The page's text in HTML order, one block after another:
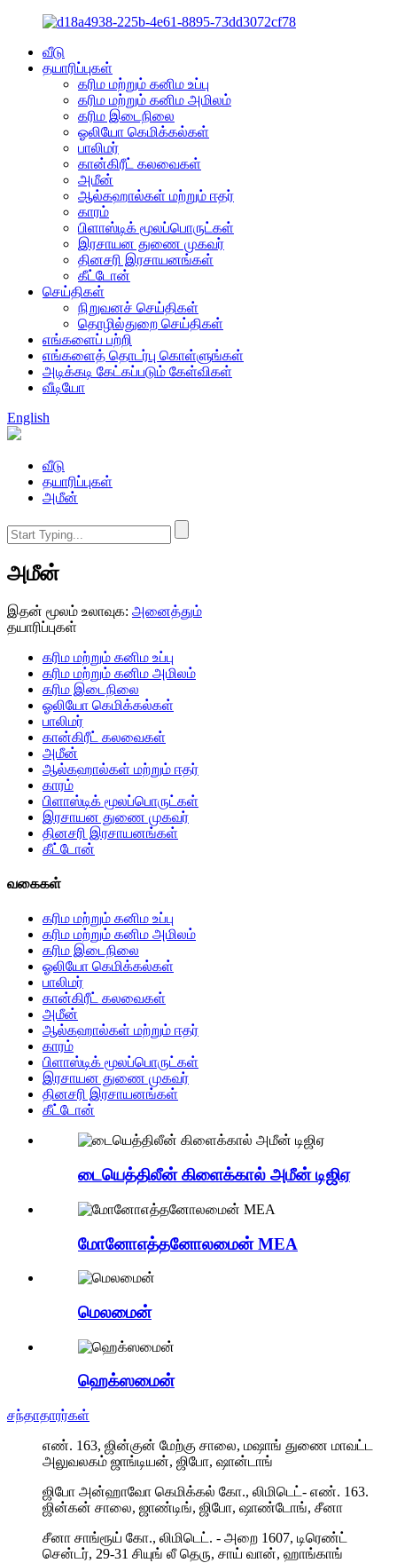
வீடு
தயாரிப்புகள்
கரிம மற்றும் கனிம உப்பு
கரிம மற்றும் கனிம அமிலம்
கரிம இடைநிலை
ஓலியோ கெமிக்கல்கள்
பாலிமர்
கான்கிரீட் கலவைகள்
அமீன்
ஆல்கஹால்கள் மற்றும் ஈதர்
காரம்
பிளாஸ்டிக் மூலப்பொருட்கள்
இரசாயன துணை முகவர்
தினசரி இரசாயனங்கள்
கீட்டோன்
செய்திகள்
நிறுவனச் செய்திகள்
தொழில்துறை செய்திகள்
எங்களைப் பற்றி
எங்களைத் தொடர்பு கொள்ளுங்கள்
அடிக்கடி கேட்கப்படும் கேள்விகள்
வீடியோ
English
வீடு
தயாரிப்புகள்
அமீன்
அமீன்
இதன் மூலம் உலாவுக: அனைத்தும்
தயாரிப்புகள்
கரிம மற்றும் கனிம உப்பு
கரிம மற்றும் கனிம அமிலம்
கரிம இடைநிலை
ஓலியோ கெமிக்கல்கள்
பாலிமர்
கான்கிரீட் கலவைகள்
அமீன்
ஆல்கஹால்கள் மற்றும் ஈதர்
காரம்
பிளாஸ்டிக் மூலப்பொருட்கள்
இரசாயன துணை முகவர்
தினசரி இரசாயனங்கள்
கீட்டோன்
வகைகள்
கரிம மற்றும் கனிம உப்பு
கரிம மற்றும் கனிம அமிலம்
கரிம இடைநிலை
ஓலியோ கெமிக்கல்கள்
பாலிமர்
கான்கிரீட் கலவைகள்
அமீன்
ஆல்கஹால்கள் மற்றும் ஈதர்
காரம்
பிளாஸ்டிக் மூலப்பொருட்கள்
இரசாயன துணை முகவர்
தினசரி இரசாயனங்கள்
கீட்டோன்
டையெத்திலீன் கிளைக்கால் அமீன் டிஜிஏ
மோனோஎத்தனோலமைன் MEA
மெலமைன்
ஹெக்ஸமைன்
சந்தாதாரர்கள்
எண். 163, ஜின்குன் மேற்கு சாலை, மஷாங் துணை மாவட்ட
அலுவலகம் ஜாங்டியன், ஜிபோ, ஷான்டாங்
ஜிபோ அன்ஹாவோ கெமிக்கல் கோ., லிமிடெட்- எண். 163.
ஜின்கன் சாலை, ஜாண்டிங், ஜிபோ, ஷாண்டோங், சீனா
சீனா சாங்ரூய் கோ., லிமிடெட். - அறை 1607, டிரெண்ட்
சென்டர், 29-31 சியுங் லீ தெரு, சாய் வான், ஹாங்காங்